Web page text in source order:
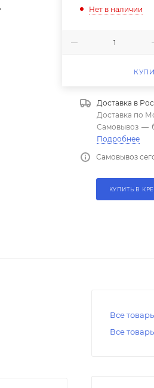
Нет в наличии
Доставка в
Доставка по
Самовывоз —
Подробнее
Самовывоз
КУПИТЬ В
Все
Все